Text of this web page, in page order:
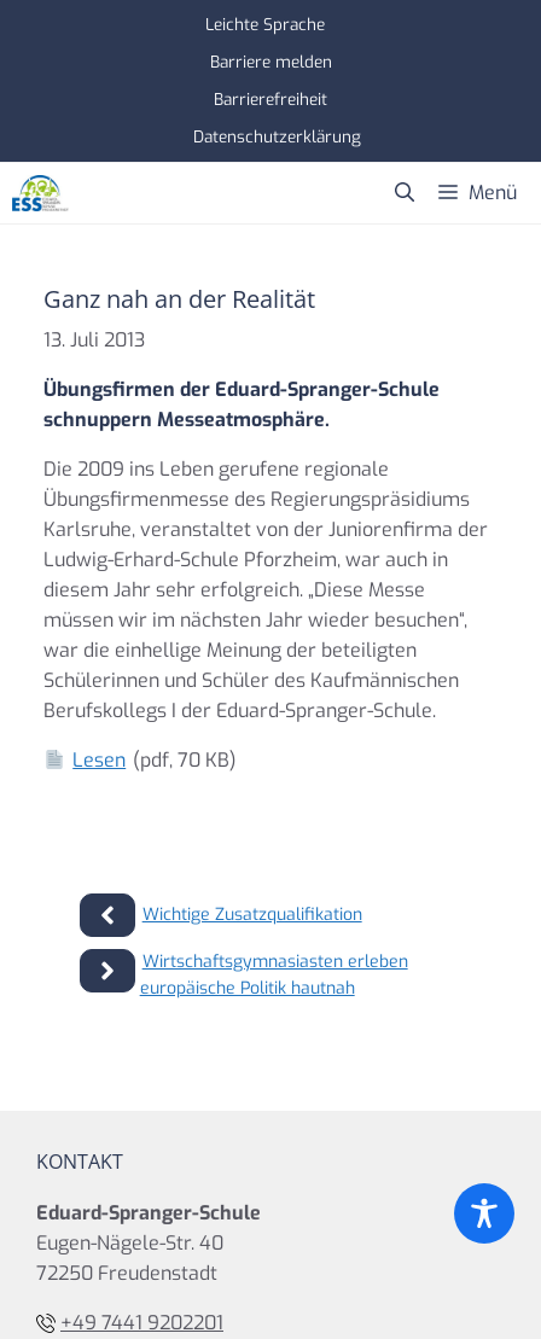
Leichte Sprache
Barriere melden
Barrierefreiheit
Datenschutzerklärung
Menü
Ganz nah an der Realität
13. Juli 2013
Übungsfirmen der Eduard-Spranger-Schule
schnuppern Messeatmosphäre.
Die 2009 ins Leben gerufene regionale
Übungsfirmenmesse des Regierungspräsidiums
Karlsruhe, veranstaltet von der Juniorenfirma der
Ludwig-Erhard-Schule Pforzheim, war auch in
diesem Jahr sehr erfolgreich. „Diese Messe
müssen wir im nächsten Jahr wieder besuchen“,
war die einhellige Meinung der beteiligten
Schülerinnen und Schüler des Kaufmännischen
Berufskollegs I der Eduard-Spranger-Schule.
Lesen (pdf, 70 KB)
Wichtige Zusatzqualifikation
Wirtschaftsgymnasiasten erleben
europäische Politik hautnah
KONTAKT
Eduard-Spranger-Schule
Eugen-Nägele-Str. 40
72250 Freudenstadt
+49 7441 9202201